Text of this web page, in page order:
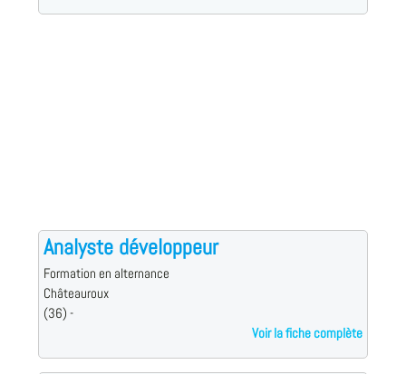
Analyste développeur
Formation en alternance
Châteauroux
(36) -
Voir la fiche complète